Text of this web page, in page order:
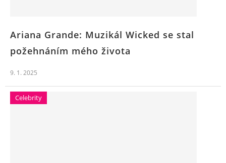
Ariana Grande: Muzikál Wicked se stal
požehnáním mého života
9. 1. 2025
Celebrity